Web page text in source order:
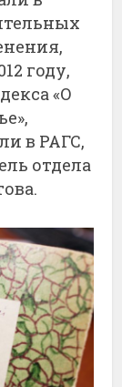
году,
«О
в РАГС,
отдела